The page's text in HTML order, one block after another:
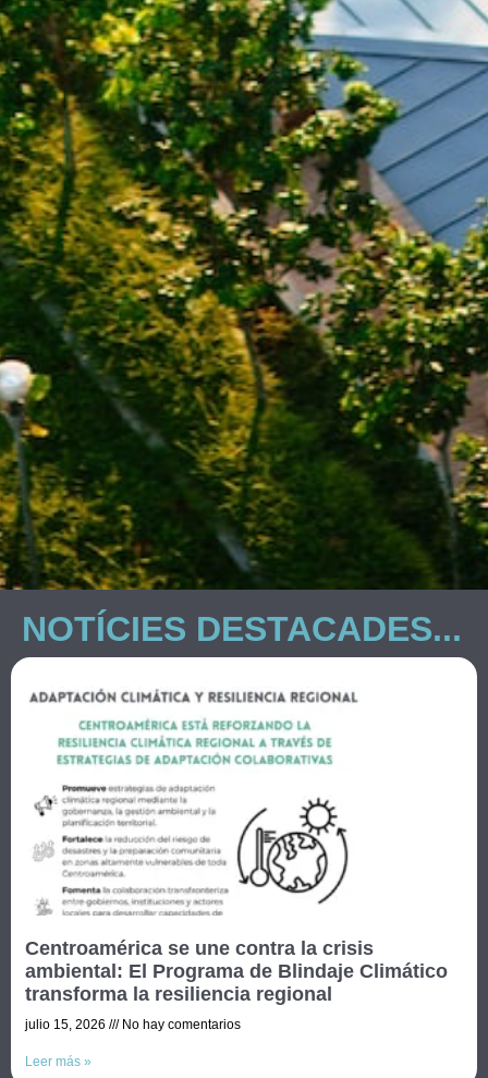
NOTÍCIES DESTACADES...
Centroamérica se une contra la crisis
ambiental: El Programa de Blindaje Climático
transforma la resiliencia regional
julio 15, 2026 No hay comentarios
Leer más »